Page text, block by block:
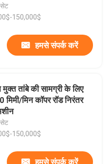
150,000$
हमसे संपर्क करें
तांबे की सामग्री के लिए
मिन कॉपर रॉड निरंतर
150,000$